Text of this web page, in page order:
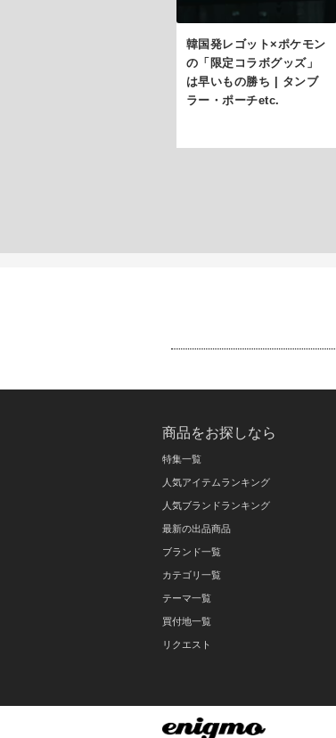
韓国発レゴット×ポケモン
の「限定コラボグッズ」
は早いもの勝ち | タンブ
ラー・ポーチetc.
商品をお探しなら
特集一覧
人気アイテムランキング
人気ブランドランキング
最新の出品商品
ブランド一覧
カテゴリ一覧
テーマ一覧
買付地一覧
リクエスト